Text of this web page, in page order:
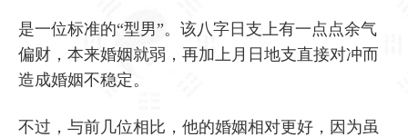
是一位标准的“型男”。该八字日支上有一点点余气
偏财，本来婚姻就弱，再加上月日地支直接对冲而
造成婚姻不稳定。
不过，与前几位相比，他的婚姻相对更好，因为虽